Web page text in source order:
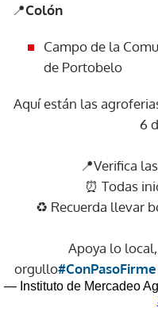
📍Colón
Campo de la
de Portobelo
Aquí están las
6
📍Verifica
⏰ Todas
♻️ Recuerda llevar
Apoya lo
orgullo#ConPasoFirme
— Instituto de Mercadeo